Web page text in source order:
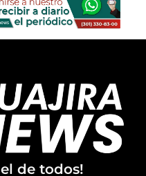
de todos!